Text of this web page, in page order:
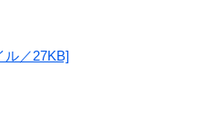
ル／27KB]